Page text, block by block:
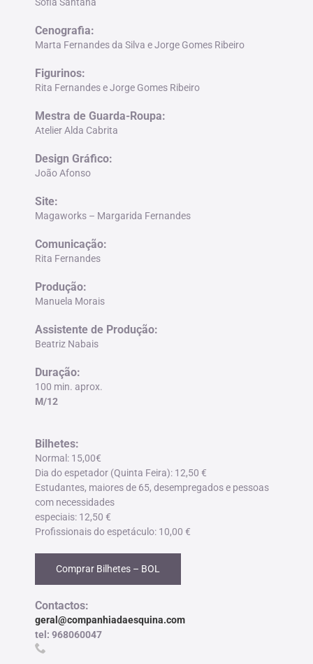
Sofia Santana
Cenografia:
Marta Fernandes da Silva e Jorge Gomes Ribeiro
Figurinos:
Rita Fernandes e Jorge Gomes Ribeiro
Mestra de Guarda-Roupa:
Atelier Alda Cabrita
Design Gráfico:
João Afonso
Site:
Magaworks – Margarida Fernandes
Comunicação:
Rita Fernandes
Produção:
Manuela Morais
Assistente de Produção:
Beatriz Nabais
Duração:
100 min. aprox.
M/12
Bilhetes:
Normal: 15,00€
Dia do espetador (Quinta Feira): 12,50 €
Estudantes, maiores de 65, desempregados e pessoas
com necessidades
especiais: 12,50 €
Profissionais do espetáculo: 10,00 €
Comprar Bilhetes – BOL
Contactos:
geral@companhiadaesquina.com
tel: 968060047